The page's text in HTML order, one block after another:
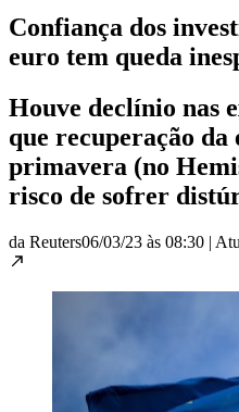
Confiança dos
euro tem queda
Houve declínio nas
que recuperação da
primavera (no
risco de sofrer
da Reuters06/03/23 às 08:30 |